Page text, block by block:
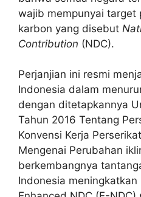
wajib mempunyai target
karbon yang disebut
Contribution (NDC).
Perjanjian ini resmi
Indonesia dalam
dengan ditetapkannya
Tahun 2016 Tentang
Konvensi Kerja
Mengenai Perubahan
berkembangnya
Indonesia